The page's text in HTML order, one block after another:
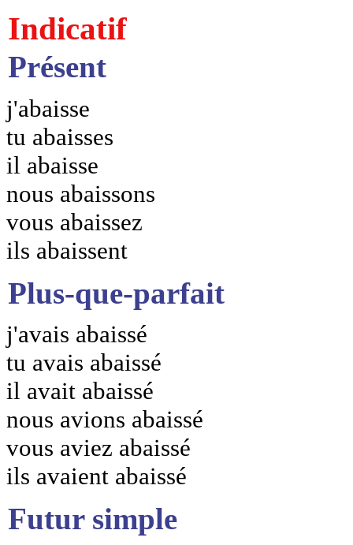
Indicatif
Présent
j'abaisse
tu abaisses
il abaisse
nous abaissons
vous abaissez
ils abaissent
Plus-que-parfait
j'avais abaissé
tu avais abaissé
il avait abaissé
nous avions abaissé
vous aviez abaissé
ils avaient abaissé
Futur simple